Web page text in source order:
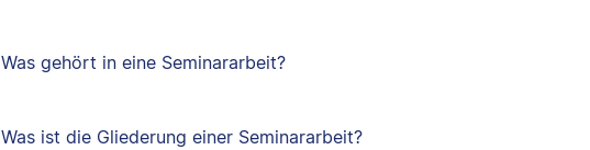
Was gehört in eine Seminararbeit?
Was ist die Gliederung einer Seminararbeit?